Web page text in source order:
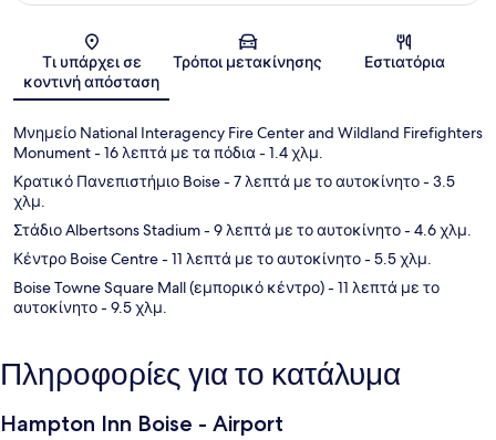
Χάρτης
Τι υπάρχει σε
κοντινή απόσταση
Τρόποι μετακίνησης Εστιατόρια
Μνημείο National Interagency Fire Center and Wildland Firefighters
Monument- 16 λεπτά με τα πόδια- 1.4 χλμ.
Κρατικό Πανεπιστήμιο Boise- 7 λεπτά με το αυτοκίνητο- 3.5
χλμ.
Στάδιο Albertsons Stadium- 9 λεπτά με το αυτοκίνητο- 4.6 χλμ.
Κέντρο Boise Centre- 11 λεπτά με το αυτοκίνητο- 5.5 χλμ.
Boise Towne Square Mall (εμπορικό κέντρο)- 11 λεπτά με το
αυτοκίνητο- 9.5 χλμ.
Πληροφορίες για το κατάλυμα
Hampton Inn Boise - Airport